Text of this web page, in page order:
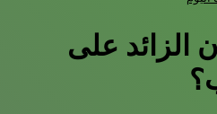
الزائد على